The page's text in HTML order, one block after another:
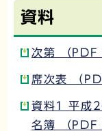
資料
次第 （PDF
席次表 （
資料1 平成
名簿 （PDF